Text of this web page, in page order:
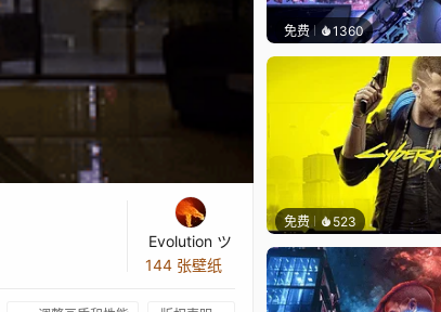
Evolution ツ
144 张壁纸
免费 1360
免费 523